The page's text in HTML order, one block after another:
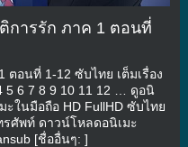
การรัก ภาค 1 ตอนที่
ตอนที่ 1-12 ซับไทย เต็มเรื่อง
5 6 7 8 9 10 11 12 … ดูอนิ
ในมือถือ HD FullHD ซับไทย
ศัพท์ ดาวน์โหลดอนิเมะ
[ชื่ออื่นๆ: ]